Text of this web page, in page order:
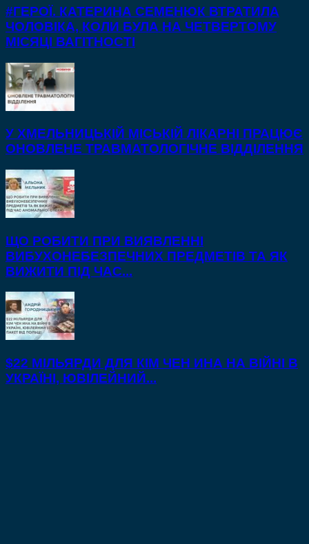
#ГЕРОЇ. КАТЕРИНА СЕМЕНЮК ВТРАТИЛА
ЧОЛОВІКА, КОЛИ БУЛА НА ЧЕТВЕРТОМУ
МІСЯЦІ ВАГІТНОСТІ
У ХМЕЛЬНИЦЬКІЙ МІСЬКІЙ ЛІКАРНІ ПРАЦЮЄ
ОНОВЛЕНЕ ТРАВМАТОЛОГІЧНЕ ВІДДІЛЕННЯ
ЩО РОБИТИ ПРИ ВИЯВЛЕННІ
ВИБУХОНЕБЕЗПЕЧНИХ ПРЕДМЕТІВ ТА ЯК
ВИЖИТИ ПІД ЧАС...
$22 МІЛЬЯРДИ ДЛЯ КІМ ЧЕН ИНА НА ВІЙНІ В
УКРАЇНІ, ЮВІЛЕЙНИЙ...